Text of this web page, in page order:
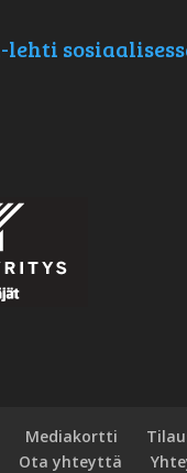
lehti
Mediakortti
Ota yhteyttä